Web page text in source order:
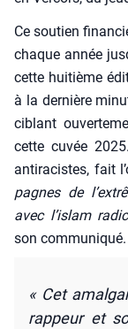
Ce sou­tien
chaque année
cette hui­tième
à la der­nière
ciblant
cette cuvée
anti­ra­cistes, fait
pagnes de
avec l’islam
son com­mu­ni­qué.
« Cet
rap­peur et